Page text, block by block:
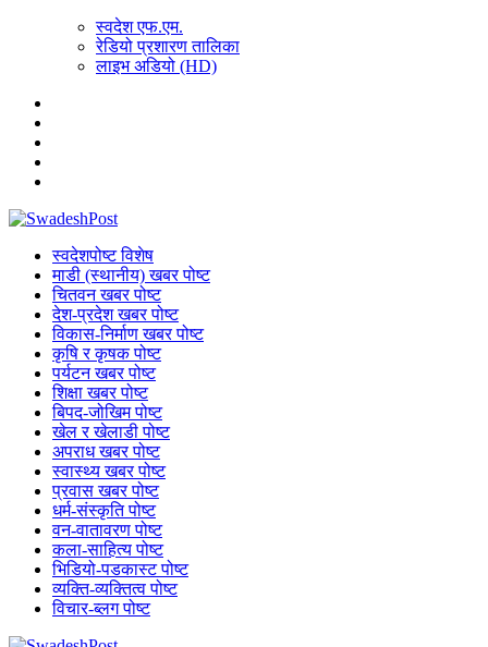
स्वदेश एफ.एम.
रेडियो प्रशारण तालिका
लाइभ अडियो (HD)
स्वदेशपोष्ट विशेष
माडी (स्थानीय) खबर पोष्ट
चितवन खबर पोष्ट
देश-प्रदेश खबर पोष्ट
विकास-निर्माण खबर पोष्ट
कृषि र कृषक पोष्ट
पर्यटन खबर पोष्ट
शिक्षा खबर पोष्ट
बिपद-जोखिम पोष्ट
खेल र खेलाडी पोष्ट
अपराध खबर पोष्ट
स्वास्थ्य खबर पोष्ट
प्रवास खबर पोष्ट
धर्म-संस्कृति पोष्ट
वन-वातावरण पोष्ट
कला-साहित्य पोष्ट
भिडियो-पडकास्ट पोष्ट
व्यक्ति-व्यक्तित्व पोष्ट
विचार-ब्लग पोष्ट